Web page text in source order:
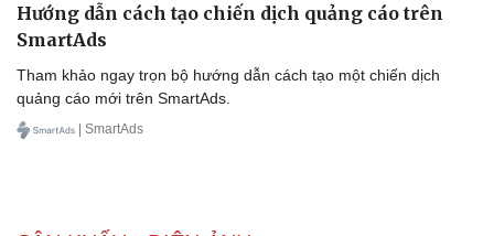
Hướng dẫn cách tạo chiến dịch quảng cáo trên
SmartAds
Tham khảo ngay trọn bộ hướng dẫn cách tạo một chiến dịch
quảng cáo mới trên SmartAds.
| SmartAds